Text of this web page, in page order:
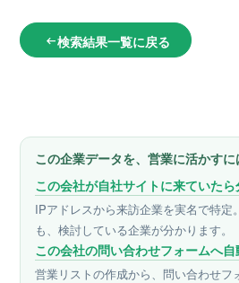
arrow_left_alt検索結果一覧に戻る
この企業データを、営業に活かすに
この会社が自社サイトに来ていた
IPアドレスから来訪企業を実名で特定
も、検討している企業が分かります。
この会社の問い合わせフォームへ
営業リストの作成から、問い合わせフ